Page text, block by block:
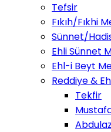
Tefsir
Fıkıh/Fıkhi
Sünnet/
Ehli Sünnet
Ehl-i Beyt
Reddiye &
Tekfir